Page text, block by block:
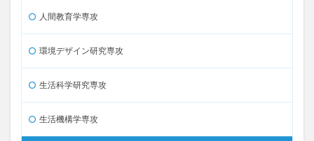
人間教育学専攻
環境デザイン研究専攻
生活科学研究専攻
生活機構学専攻